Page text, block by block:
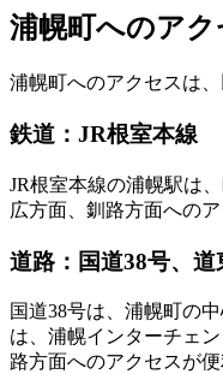
浦幌町へのアク
浦幌町へのアクセスは、
鉄道：JR根室本線
JR根室本線の浦幌駅は
広方面、釧路方面への
道路：国道38号、道
国道38号は、浦幌町の
は、浦幌インターチェ
路方面へのアクセスが便